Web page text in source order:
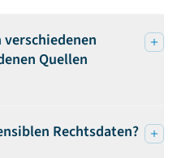
Quellen
Rechtsdaten?